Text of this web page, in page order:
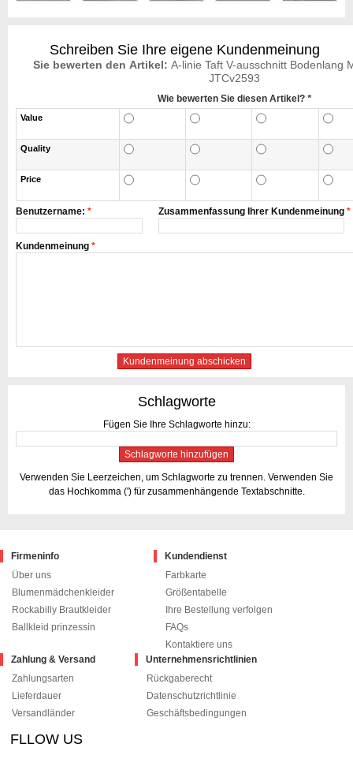
Schreiben Sie Ihre eigene Kundenmeinung
Sie bewerten den Artikel: A-linie Taft V-ausschnitt Bodenlang
JTCv2593
Wie bewerten Sie diesen Artikel? *
Value
Quality
Price
*
Benutzername: *
Zusammenfassung Ihrer Kundenmeinung
*
Kundenmeinung
Kundenmeinung abschicken
Schlagworte
Fügen Sie Ihre Schlagworte hinzu:
Schlagworte hinzufügen
Verwenden Sie Leerzeichen, um Schlagworte zu trennen. Verwenden Sie
das Hochkomma (') für zusammenhängende Textabschnitte.
Firmeninfo
Über uns
Blumenmädchenkleider
Rockabilly Brautkleider
Ballkleid prinzessin
Kundendienst
Farbkarte
Größentabelle
Ihre Bestellung verfolgen
FAQs
Kontaktiere uns
Zahlung & Versand
Zahlungsarten
Lieferdauer
Versandländer
Unternehmensrichtlinien
Rückgaberecht
Datenschutzrichtlinie
Geschäftsbedingungen
FLLOW US